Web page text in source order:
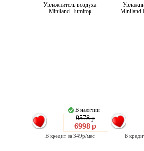
Увлажнитель воздуха
Miniland Humitop
В наличии
9578 р
6998 р
В кредит за 349р/мес
Miniland
В